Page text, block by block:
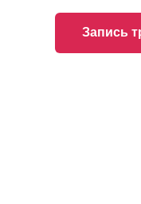
Запись